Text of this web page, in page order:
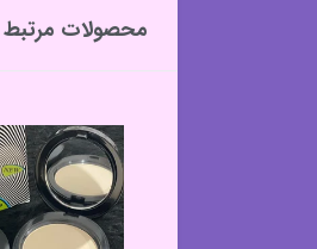
محصولات مرتبط